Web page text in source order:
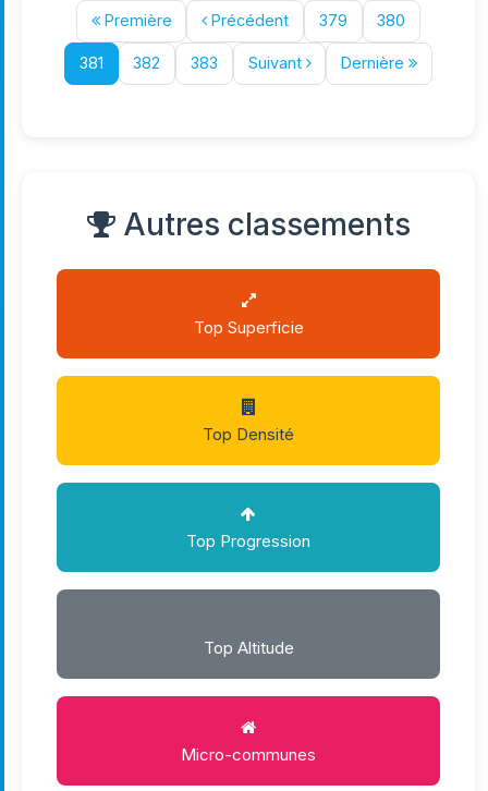
Première Précédent 379 380
381 382 383 Suivant Dernière
Autres classements
Top Superficie
Top Densité
Top Progression
Top Altitude
Micro-communes